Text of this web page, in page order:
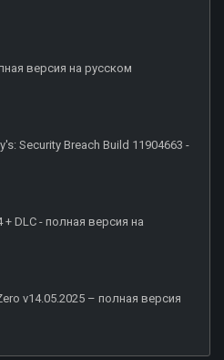
версия на русском
Security Breach Build 11904663 -
+ DLC - полная версия на
v14.05.2025 – полная версия